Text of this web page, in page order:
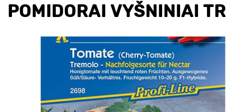
POMIDORAI VYŠNINIAI